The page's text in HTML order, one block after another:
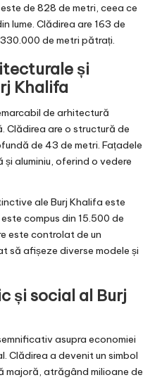
de 828 de metri, ceea ce
lume. Clădirea are 163 de
de metri pătrați.
și
Khalifa
de arhitectură
Clădirea are o structură de
de 43 de metri. Fațadele
aluminiu, oferind o vedere
ale Burj Khalifa este
compus din 15.500 de
este controlat de un
să afișeze diverse modele și
și social al Burj
asupra economiei
Clădirea a devenit un simbol
majoră, atrăgând milioane de